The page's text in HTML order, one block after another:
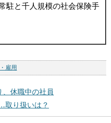
駐と千人規模の社会保険手
雇用
休職中の社員
取り扱いは？